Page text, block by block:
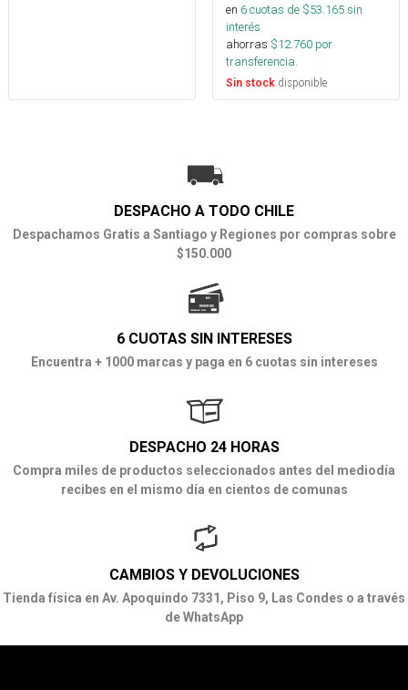
en 6cuotas de $53.165sin
interés
ahorras $12.760 por
transferencia.
Sin stock disponible
DESPACHO A TODO CHILE
Despachamos Gratis a Santiago y Regiones por compras sobre
$150.000
6 CUOTAS SIN INTERESES
Encuentra + 1000 marcas y paga en 6 cuotas sin intereses
DESPACHO 24 HORAS
Compra miles de productos seleccionados antes del mediodía
recibes en el mismo día en cientos de comunas
CAMBIOS Y DEVOLUCIONES
Tienda física en Av. Apoquindo 7331, Piso 9, Las Condes o a través
de WhatsApp